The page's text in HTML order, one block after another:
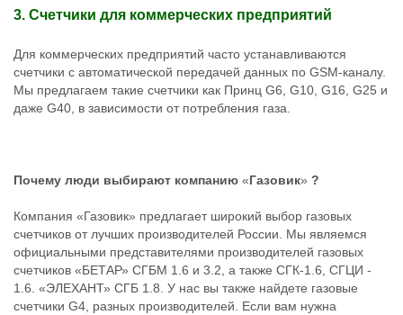
3. Счетчики для коммерческих предприятий
Для коммерческих предприятий часто устанавливаются
счетчики с автоматической передачей данных по GSM-каналу.
Мы предлагаем такие счетчики как Принц G6, G10, G16, G25 и
даже G40, в зависимости от потребления газа.
Почему люди выбирают компанию «Газовик» ?
Компания «Газовик» предлагает широкий выбор газовых
счетчиков от лучших производителей России. Мы являемся
официальными представителями производителей газовых
счетчиков «БЕТАР» СГБМ 1.6 и 3.2, а также СГК-1.6, СГЦИ -
1.6. «ЭЛЕХАНТ» СГБ 1.8. У нас вы также найдете газовые
счетчики G4, разных производителей. Если вам нужна